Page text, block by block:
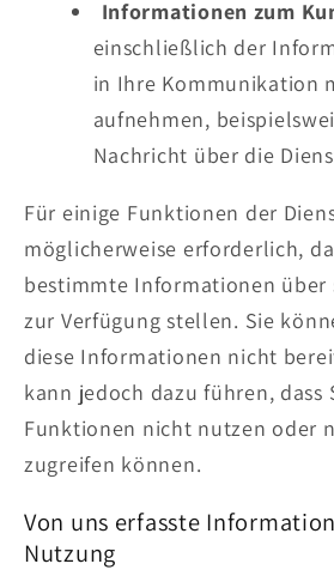
Informationen zum
einschließlich der
in Ihre Kommunikation
aufnehmen,
Nachricht über die
Für einige Funktionen der
möglicherweise erforderlich,
bestimmte Informationen über
zur Verfügung stellen. Sie
diese Informationen nicht
kann jedoch dazu führen, dass
Funktionen nicht nutzen oder
zugreifen können.
Von uns erfasste
Nutzung